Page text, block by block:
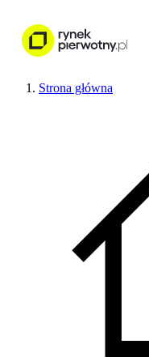
Strona główna